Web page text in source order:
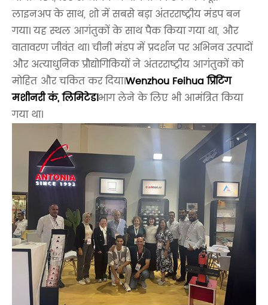
लाइनअप के साथ, शो में सबसे बड़ा अंतरराष्ट्रीय मंडप बन
गया। यह स्थल आगंतुकों के साथ पैक किया गया था, और
वातावरण जीवंत था। चीनी मंडप में प्रदर्शन पर अभिनव उत्पादों
और अत्याधुनिक प्रौद्योगिकियों ने अंतरराष्ट्रीय आगंतुकों को
मोहित और चकित कर दिया।Wenzhou Feihua प्रिंटिंग
मशीनरी कं, लिमिटेड।भाग लेने के लिए भी आमंत्रित किया
गया था।